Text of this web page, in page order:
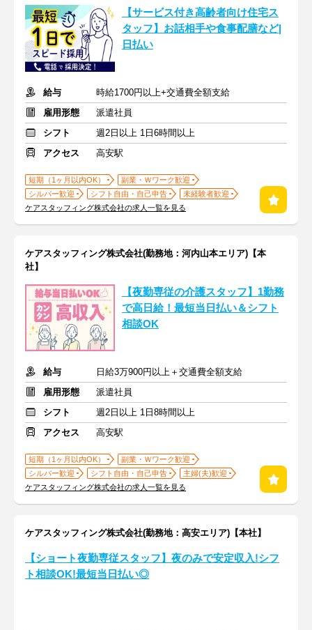
【サービス付き高齢者向け住宅ス
タッフ】お話相手や食事配膳など|
日払い
給与
時給1700円以上+交通費全額支給
雇用形態
派遣社員
シフト
週2日以上 1日6時間以上
アクセス
高安駅
短期（1ヶ月以内OK）
副業・Ｗワーク歓迎
シルバー歓迎
シフト自由・自己申告
未経験者歓迎
ケアスタッフィング株式会社の求人一覧を見る
ケアスタッフィング株式会社(勤務地：河内山本エリア)【本
社】
【夜勤専従の介護スタッフ】1勤務
で高日給！最短当日払い＆シフト
相談OK
給与
日給3万900円以上＋交通費全額支給
雇用形態
派遣社員
シフト
週2日以上 1日8時間以上
アクセス
高安駅
短期（1ヶ月以内OK）
副業・Ｗワーク歓迎
シルバー歓迎
シフト自由・自己申告
主婦(夫)歓迎
ケアスタッフィング株式会社の求人一覧を見る
ケアスタッフィング株式会社(勤務地：高安エリア)【本社】
【ショート夜勤専従スタッフ】夜のみで安定収入!シフ
ト相談OK!最短当日払い◎